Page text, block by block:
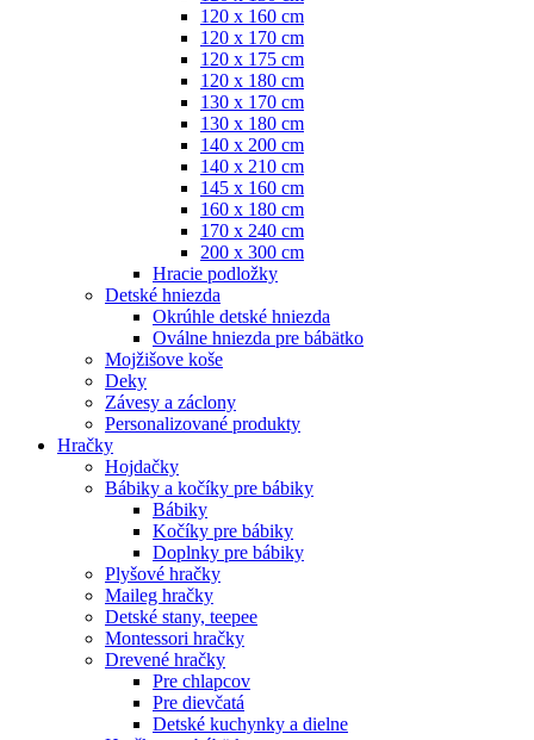
120 x 160 cm
120 x 170 cm
120 x 175 cm
120 x 180 cm
130 x 170 cm
130 x 180 cm
140 x 200 cm
140 x 210 cm
145 x 160 cm
160 x 180 cm
170 x 240 cm
200 x 300 cm
Hracie podložky
Detské hniezda
Okrúhle detské hniezda
Oválne hniezda pre bábätko
Mojžišove koše
Deky
Závesy a záclony
Personalizované produkty
Hračky
Hojdačky
Bábiky a kočíky pre bábiky
Bábiky
Kočíky pre bábiky
Doplnky pre bábiky
Plyšové hračky
Maileg hračky
Detské stany, teepee
Montessori hračky
Drevené hračky
Pre chlapcov
Pre dievčatá
Detské kuchynky a dielne